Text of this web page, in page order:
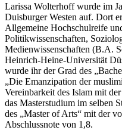
Larissa Wolterhoff wurde im
Duisburger Westen auf. Dort
Allgemeine Hochschulreife
Politikwissenschaften,
Medienwissenschaften (B.A.
Heinrich-Heine-Universität
wurde ihr der Grad des
„Die Emanzipation der
Vereinbarkeit des Islam mit
das Masterstudium im selben
des „Master of Arts“ mit der
Abschlussnote von 1,8.